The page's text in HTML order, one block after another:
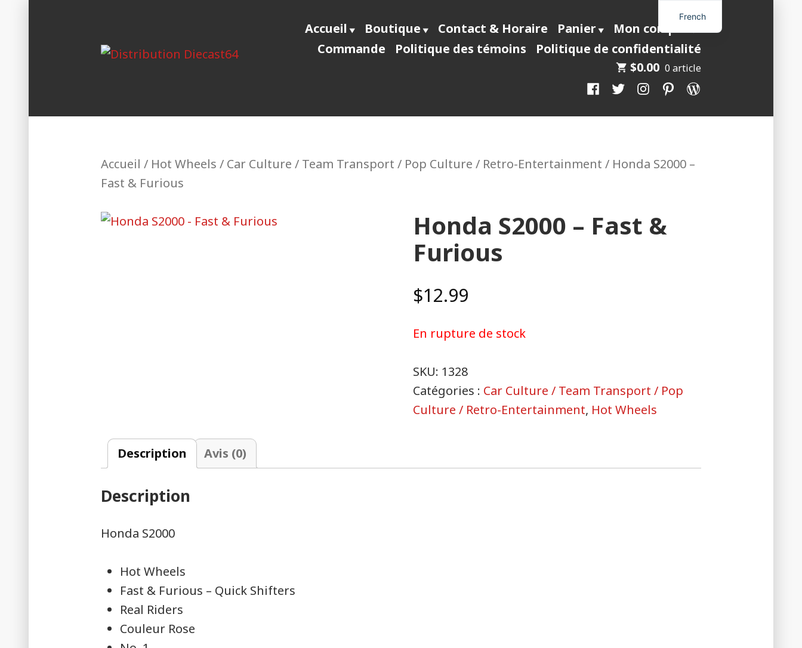
Une passion, un mode de vie.
Accueil Boutique Contact & Horaire Panier
Mon compte
Commande
Politique des témoins
Politique de confidentialité
$0.00 0 article
Facebook
TwitterInstagram
PinterestWordPress
Accueil / Hot Wheels / Car Culture / Team Transport / Pop Culture / Retro-Entertainment / Honda S2000 –
Fast & Furious
Honda S2000 – Fast &
Furious
$12.99
En rupture de stock
SKU: 1328
Catégories : Car Culture / Team Transport / Pop
Culture / Retro-Entertainment, Hot Wheels
Description Avis (0)
Description
Honda S2000
Hot Wheels
Fast & Furious – Quick Shifters
Real Riders
Couleur Rose
French